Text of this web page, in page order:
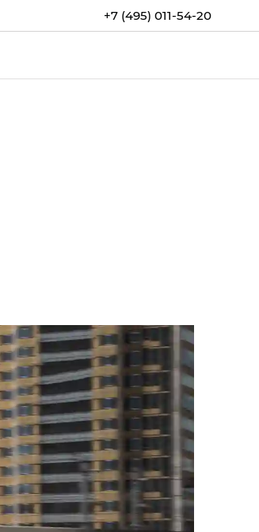
+7 (495) 011-54-20